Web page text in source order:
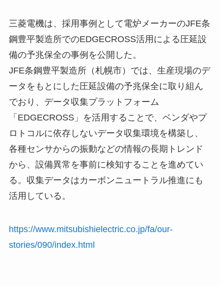
三菱電機は、採用事例として電炉メーカーのJFE条
鋼豊平製造所でのEDGECROSS活用による圧延設
備の予兆保全の事例を公開した。
JFE条鋼豊平製造所（札幌市）では、生産現場のデ
ータをもとにした圧延設備の予兆保全に取り組ん
でおり、データ収集プラットフォーム
「EDGECROSS」を活用することで、ベンダやプ
ロトコルに依存しないデータ収集環境を構築し、
各種センサからの振動などの情報の長期トレンド
から、設備異常を事前に検知することを進めてい
る。収集データはカーボンニュートラル推進にも
活用している。
https://www.mitsubishielectric.co.jp/fa/our-
stories/090/index.html